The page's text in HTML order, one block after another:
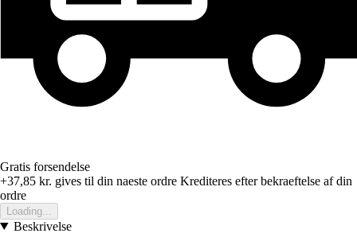
Gratis forsendelse
+37,85 kr. gives til din naeste ordre Krediteres efter bekraeftelse af din
ordre
Loading...
Beskrivelse